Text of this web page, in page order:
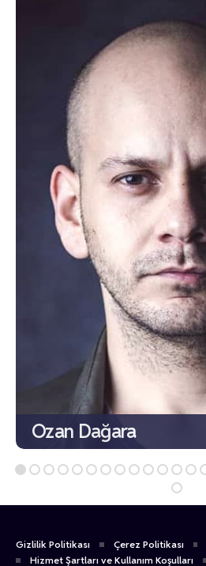
Ozan Dağara
Gizlilik Politikası Çerez Politikası
Hizmet Şartları ve Kullanım Koşulları